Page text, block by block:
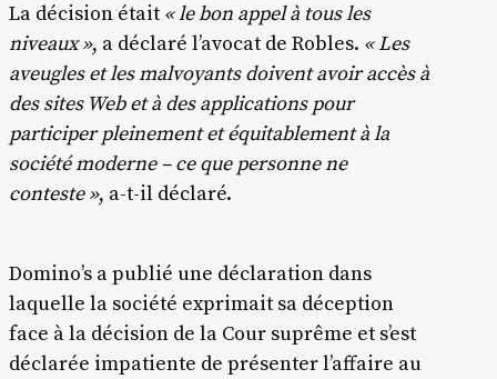
La décision était « le bon appel à tous les
niveaux », a déclaré l’avocat de Robles. « Les
aveugles et les malvoyants doivent avoir accès à
des sites Web et à des applications pour
participer pleinement et équitablement à la
société moderne – ce que personne ne
conteste », a-t-il déclaré.
Domino’s a publié une déclaration dans
laquelle la société exprimait sa déception
face à la décision de la Cour suprême et s’est
déclarée impatiente de présenter l’affaire au